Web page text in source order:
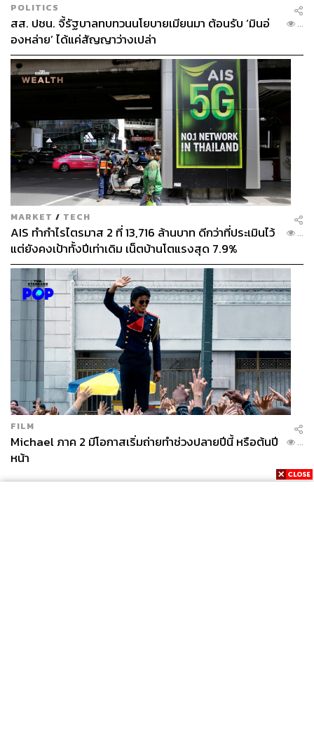
POLITICS
สส. ปชน. จี้รัฐบาลทบทวนนโยบายเมียนมา ต้อนรับ ‘มินอ่
องหล่าย’ ได้แค่สัญญาว่างเปล่า
...
MARKET / TECH
AIS ทำกำไรไตรมาส 2 ที่ 13,716 ล้านบาท ดีกว่าที่ประเมินไว้
แต่ยังคงเป้าทั้งปีเท่าเดิม เน็ตบ้านโตแรงสุด 7.9%
...
FILM
Michael ภาค 2 มีโอกาสเริ่มถ่ายทำช่วงปลายปีนี้ หรือต้นปี
หน้า
...